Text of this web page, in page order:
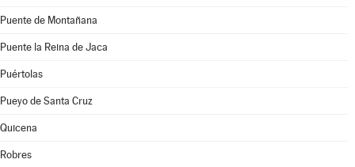
Puente de Montañana
Puente la Reina de Jaca
Puértolas
Pueyo de Santa Cruz
Quicena
Robres